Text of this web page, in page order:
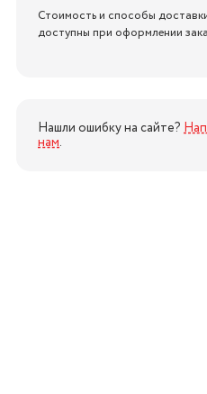
Стоимость и способы
доступны при оформлении
Нашли ошибку на сайте?
нам.